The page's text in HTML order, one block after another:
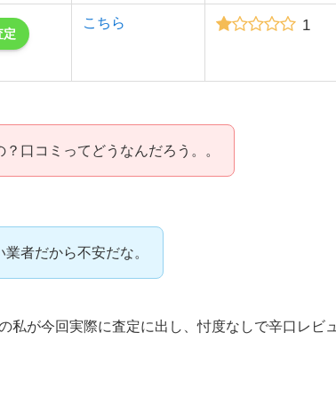
定
こちら 1
口コミってどうなんだろう。。
者だから不安だな。
私が今回実際に査定に出し、忖度なしで辛口レビュ